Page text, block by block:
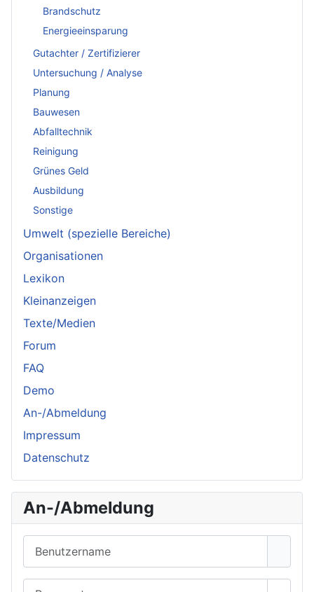
Brandschutz
Energieeinsparung
Gutachter / Zertifizierer
Untersuchung / Analyse
Planung
Bauwesen
Abfalltechnik
Reinigung
Grünes Geld
Ausbildung
Sonstige
Umwelt (spezielle Bereiche)
Organisationen
Lexikon
Kleinanzeigen
Texte/Medien
Forum
FAQ
Demo
An-/Abmeldung
Impressum
Datenschutz
An-/Abmeldung